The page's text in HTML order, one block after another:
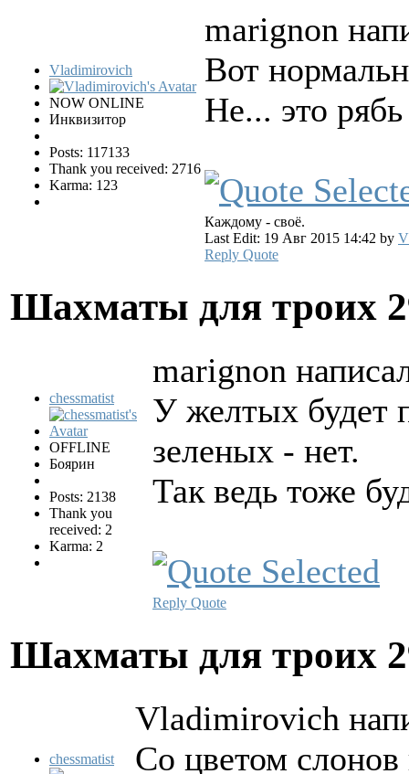
Vladimirovich
NOW ONLINE
Инквизитор
Posts: 117133
Thank you received: 2716
Karma: 123
marignon
Вот
Не... это
Каждому - своё.
Last Edit: 19 Авг 2015 14:42 by
Reply Quote
Шахматы для троих
chessmatist
OFFLINE
Боярин
Posts: 2138
Thank you
received: 2
Karma: 2
marignon
У желтых будет
зеленых - нет.
Так ведь тоже
Reply Quote
Шахматы для троих
chessmatist
Vladimirovich
Со цветом